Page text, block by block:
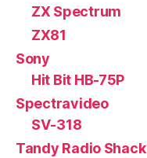
ZX Spectrum
ZX81
Sony
Hit Bit HB-75P
Spectravideo
SV-318
Tandy Radio Shack